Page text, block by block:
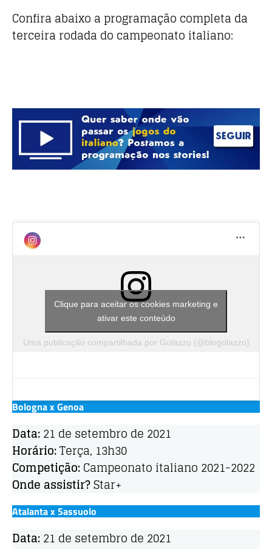
Confira abaixo a programação completa da
terceira rodada do campeonato italiano:
Uma publicação compartilhada por Golazzo (@blogolazzo)
Clique para aceitar os cookies marketing e
ativar este conteúdo
Bologna x Genoa
Data:21 de setembro de 2021
Horário:Terça, 13h30
Competição:Campeonato italiano 2021-2022
Onde assistir?Star+
Atalanta x Sassuolo
Data:21 de setembro de 2021